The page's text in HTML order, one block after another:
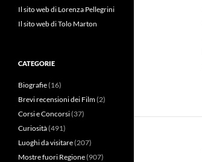
Il sito web di Lorenza Pellegrini
Il sito web di Tolo Marton
CATEGORIE
Biografie(16)
Brevi recensioni dei Film(2)
Corsi e Concorsi(37)
Curiosità(491)
Luoghi da visitare(207)
Mostre fuori Regione(907)